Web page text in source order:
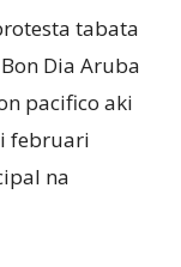
tabata
Dia Aruba
pacifico aki
februari
na